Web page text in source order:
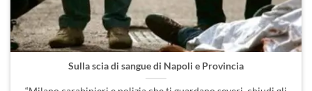
Sulla scia di sangue di Napoli e Provincia